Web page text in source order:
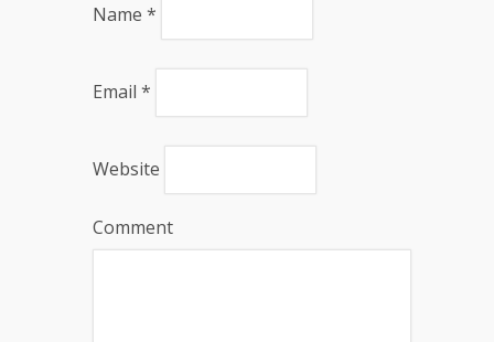
Name *
Email *
Website
Comment